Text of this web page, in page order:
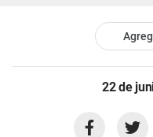
22 de